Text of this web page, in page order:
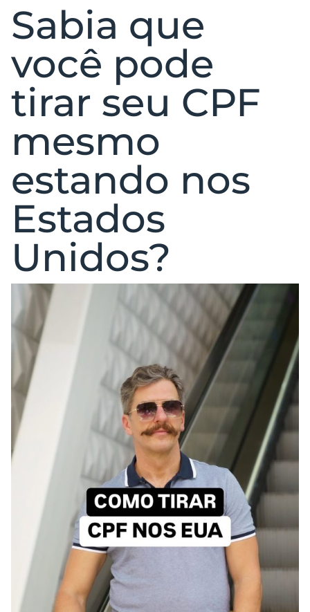
Sabia que
você pode
tirar seu CPF
mesmo
estando nos
Estados
Unidos?